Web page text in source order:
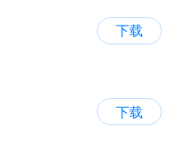
下载
下载